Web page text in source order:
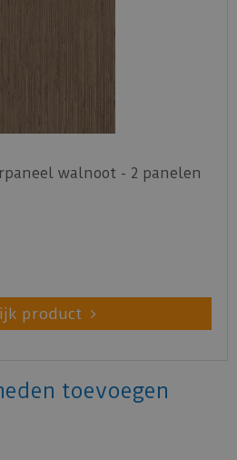
walnoot - 2 panelen
product
toevoegen